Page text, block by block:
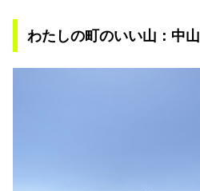
わたしの町のいい山：中山